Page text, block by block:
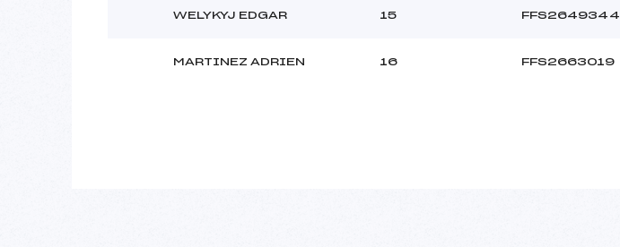
WELYKYJ EDGAR 15 FFS2649344
MARTINEZ ADRIEN 16 FFS2663019